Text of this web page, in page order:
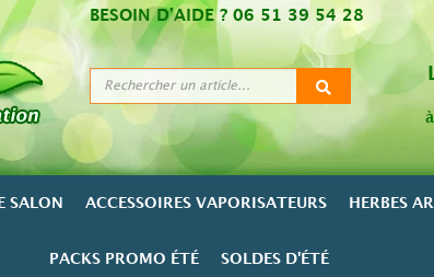
BESOIN D’AIDE ?06 51 39 54 28
SALON ACCESSOIRES VAPORISATEURS HERBES
PACKS PROMO ÉTÉ SOLDES D'ÉTÉ